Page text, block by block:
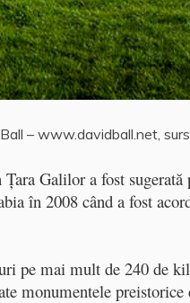
– www.davidball.net,
Galilor a fost
în 2008 când a fost
pe mai mult de 240 de
monumentele